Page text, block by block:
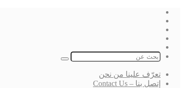
بحث
تعرّف علينا من نحن
إتصل بنا – Contact Us